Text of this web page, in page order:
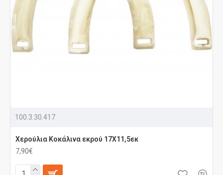
100.3.30.417
Χερούλια Κοκάλινα εκρού 17Χ11,5εκ
7,90€